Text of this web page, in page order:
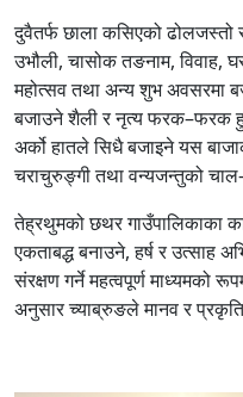
दुवैतर्फ छाला कसिएको ढोलजस्तो
उभौली, चासोक तङनाम, विवाह,
महोत्सव तथा अन्य शुभ अवसरमा
बजाउने शैली र नृत्य फरक–फरक
अर्को हातले सिधै बजाइने यस
चराचुरुङ्गी तथा वन्यजन्तुको
तेह्रथुमको छथर गाउँपालिकाका
एकताबद्ध बनाउने, हर्ष र उत्साह
संरक्षण गर्ने महत्वपूर्ण माध्यमको
अनुसार च्याब्रुङले मानव र